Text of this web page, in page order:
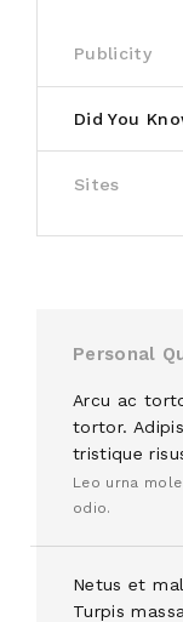
Publicity
Did You
Sites
Personal
Arcu ac
tortor.
tristique
Leo urna
odio.
Netus et
Turpis